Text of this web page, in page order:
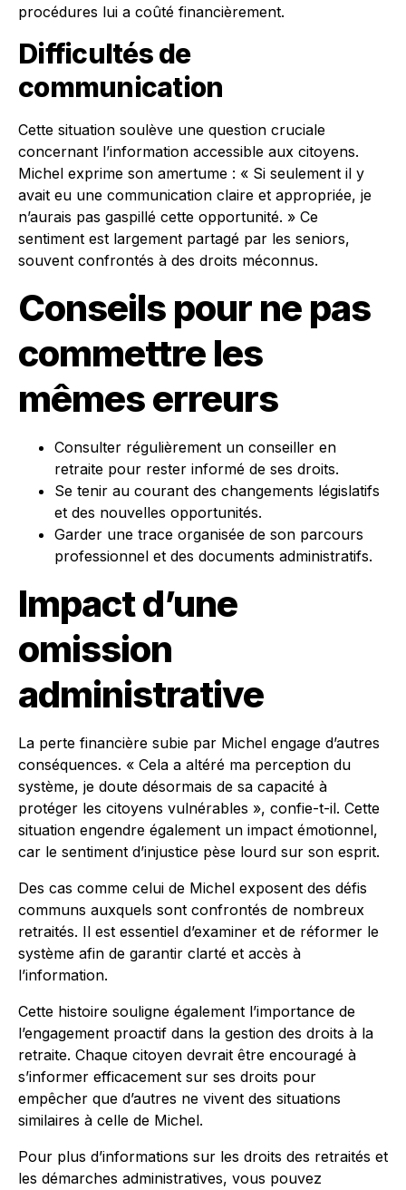
procédures lui a coûté financièrement.
Difficultés de
communication
Cette situation soulève une question cruciale
concernant l’information accessible aux citoyens.
Michel exprime son amertume : « Si seulement il y
avait eu une communication claire et appropriée, je
n’aurais pas gaspillé cette opportunité. » Ce
sentiment est largement partagé par les seniors,
souvent confrontés à des droits méconnus.
Conseils pour ne pas
commettre les
mêmes erreurs
Consulter régulièrement un conseiller en
retraite pour rester informé de ses droits.
Se tenir au courant des changements législatifs
et des nouvelles opportunités.
Garder une trace organisée de son parcours
professionnel et des documents administratifs.
Impact d’une
omission
administrative
La perte financière subie par Michel engage d’autres
conséquences. « Cela a altéré ma perception du
système, je doute désormais de sa capacité à
protéger les citoyens vulnérables », confie-t-il. Cette
situation engendre également un impact émotionnel,
car le sentiment d’injustice pèse lourd sur son esprit.
Des cas comme celui de Michel exposent des défis
communs auxquels sont confrontés de nombreux
retraités. Il est essentiel d’examiner et de réformer le
système afin de garantir clarté et accès à
l’information.
Cette histoire souligne également l’importance de
l’engagement proactif dans la gestion des droits à la
retraite. Chaque citoyen devrait être encouragé à
s’informer efficacement sur ses droits pour
empêcher que d’autres ne vivent des situations
similaires à celle de Michel.
Pour plus d’informations sur les droits des retraités et
les démarches administratives, vous pouvez